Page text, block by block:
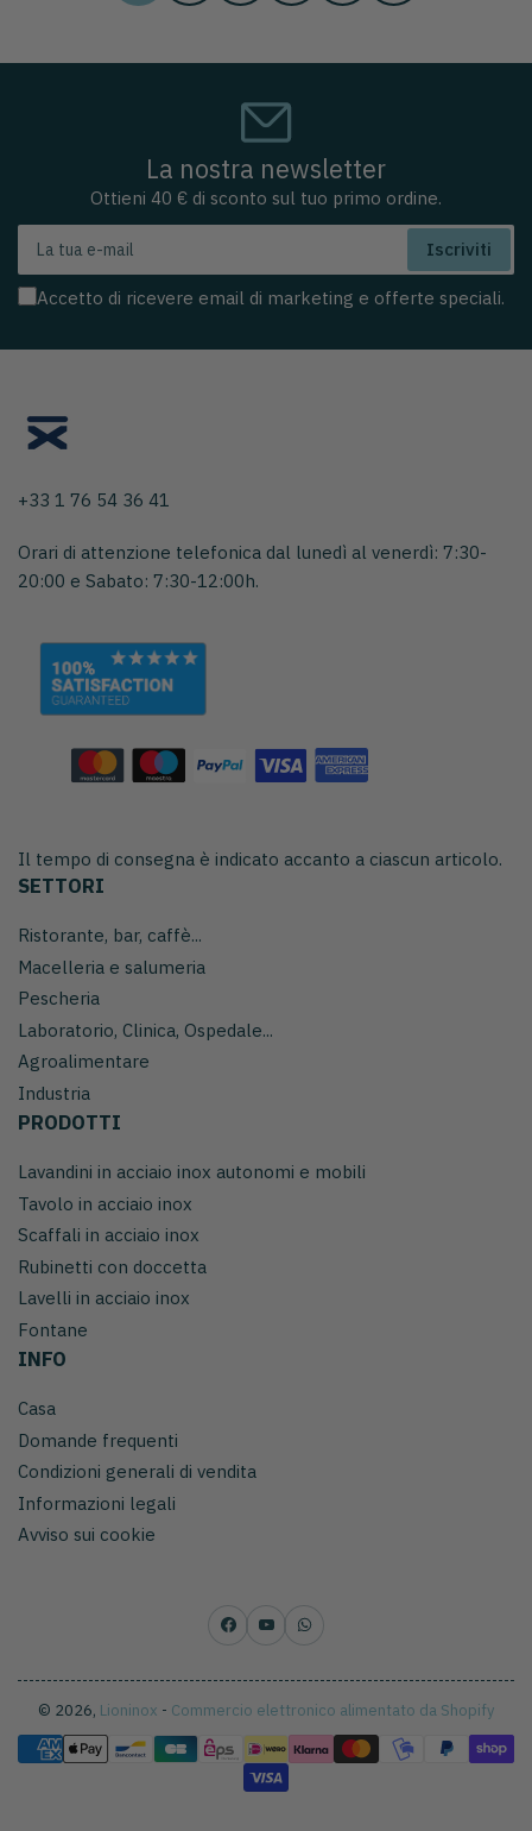
La nostra newsletter
Ottieni 40 € di sconto sul tuo primo ordine.
tua
e-
mail
Iscriviti
Accetto di ricevere email di marketing e offerte speciali.
+33 1 76 54 36 41
Orari di attenzione telefonica dal lunedì al venerdì: 7:30-
20:00 e Sabato: 7:30-12:00h.
Il tempo di consegna è indicato accanto a ciascun articolo.
SETTORI
Ristorante, bar, caffè...
Macelleria e salumeria
Pescheria
Laboratorio, Clinica, Ospedale...
Agroalimentare
Industria
PRODOTTI
Lavandini in acciaio inox autonomi e mobili
Tavolo in acciaio inox
Scaffali in acciaio inox
Rubinetti con doccetta
Lavelli in acciaio inox
Fontane
INFO
Casa
Domande frequenti
Condizioni generali di vendita
Informazioni legali
Avviso sui cookie
Facebook
YouTubeWhatsApp
© 2026, Lioninox - Commercio elettronico alimentato da Shopify
Metodi
di
pagamento